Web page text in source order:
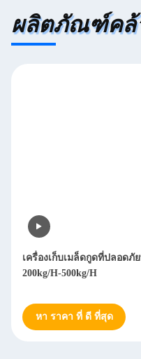
ผลิตภัณฑ์คล้
เครื่องเก็บเมล็ดกูดที่ปลอดภั
200kg/H-500kg/H
หา ราคา ที่ ดี ที่สุด